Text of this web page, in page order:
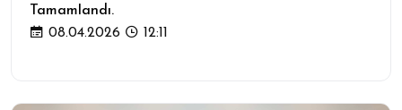
Tamamlandı.
08.04.2026
12:11